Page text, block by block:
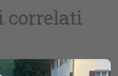
correlati